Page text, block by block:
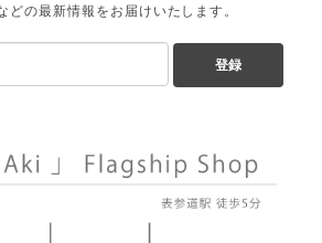
どの最新情報をお届けいたします。
登録